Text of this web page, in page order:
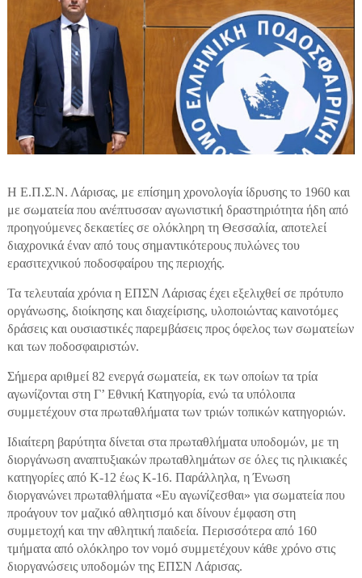
Η Ε.Π.Σ.Ν. Λάρισας, με επίσημη χρονολογία ίδρυσης το 1960 και
με σωματεία που ανέπτυσσαν αγωνιστική δραστηριότητα ήδη από
προηγούμενες δεκαετίες σε ολόκληρη τη Θεσσαλία, αποτελεί
διαχρονικά έναν από τους σημαντικότερους πυλώνες του
ερασιτεχνικού ποδοσφαίρου της περιοχής.
Τα τελευταία χρόνια η ΕΠΣΝ Λάρισας έχει εξελιχθεί σε πρότυπο
οργάνωσης, διοίκησης και διαχείρισης, υλοποιώντας καινοτόμες
δράσεις και ουσιαστικές παρεμβάσεις προς όφελος των σωματείων
και των ποδοσφαιριστών.
Σήμερα αριθμεί 82 ενεργά σωματεία, εκ των οποίων τα τρία
αγωνίζονται στη Γ’ Εθνική Κατηγορία, ενώ τα υπόλοιπα
συμμετέχουν στα πρωταθλήματα των τριών τοπικών κατηγοριών.
Ιδιαίτερη βαρύτητα δίνεται στα πρωταθλήματα υποδομών, με τη
διοργάνωση αναπτυξιακών πρωταθλημάτων σε όλες τις ηλικιακές
κατηγορίες από Κ-12 έως Κ-16. Παράλληλα, η Ένωση
διοργανώνει πρωταθλήματα «Ευ αγωνίζεσθαι» για σωματεία που
προάγουν τον μαζικό αθλητισμό και δίνουν έμφαση στη
συμμετοχή και την αθλητική παιδεία. Περισσότερα από 160
τμήματα από ολόκληρο τον νομό συμμετέχουν κάθε χρόνο στις
διοργανώσεις υποδομών της ΕΠΣΝ Λάρισας.